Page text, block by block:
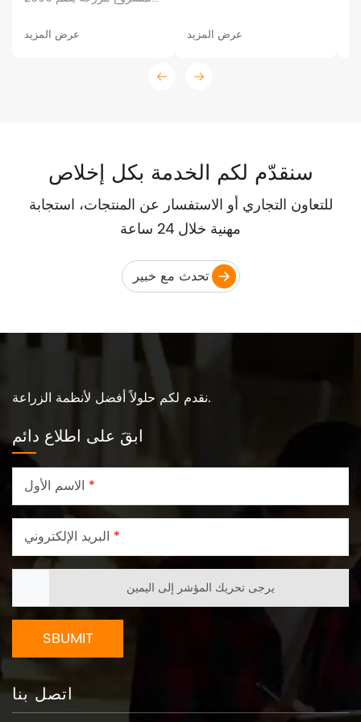
ساعد العميل على زيادة
سنقدّم لكم الخدمة بكل إخلاص
للتعاون التجاري أو الاستفسار عن المنتجات، استجابة
مهنية خلال 24 ساعة
تحدث مع خبير
نقدم لكم حلولاً أفضل لأنظمة الزراعة.
ابقَ على اطلاع دائم
*
*
يرجى تحريك المؤشر إلى اليمين
SBUMIT
اتصل بنا